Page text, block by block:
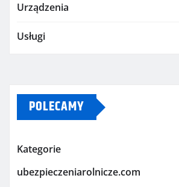
Urządzenia
Usługi
POLECAMY
Kategorie
ubezpieczeniarolnicze.com